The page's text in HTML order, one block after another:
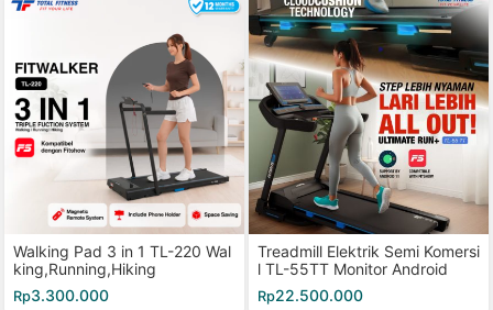
Walking Pad 3 in 1 TL-220 Wal
king,Running,Hiking
Rp3.300.000
Treadmill Elektrik Semi Komersi
l TL-55TT Monitor Android
Rp22.500.000